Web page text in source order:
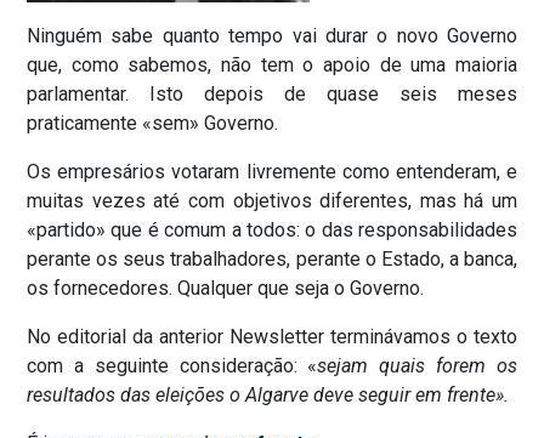
Ninguém sabe quanto tempo vai durar o novo Governo
que, como sabemos, não tem o apoio de uma maioria
parlamentar. Isto depois de quase seis meses
praticamente «sem» Governo.
Os empresários votaram livremente como entenderam, e
muitas vezes até com objetivos diferentes, mas há um
«partido» que é comum a todos: o das responsabilidades
perante os seus trabalhadores, perante o Estado, a banca,
os fornecedores. Qualquer que seja o Governo.
No editorial da anterior Newsletter terminávamos o texto
com a seguinte consideração: «sejam quais forem os
resultados das eleições o Algarve deve seguir em frente».